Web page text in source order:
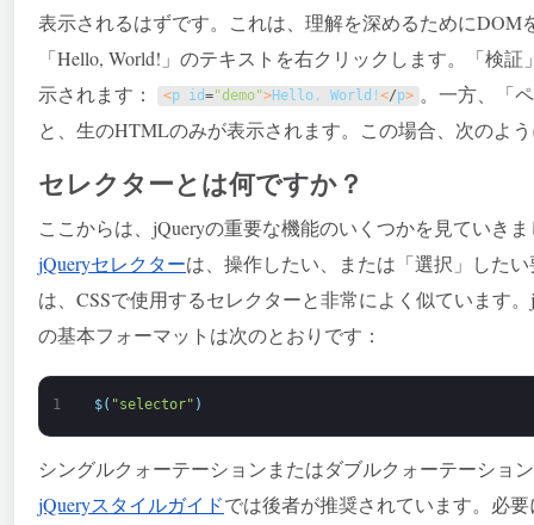
表示されるはずです。これは、理解を深めるために
「Hello, World!」のテキストを右クリックします。「検
示されます：
<p id="demo">Hello, World ! </p> 。一方、「
と、生のHTMLのみが表示されます。この場合、次のよ
セレクターとは何ですか？
ここからは、jQueryの重要な機能のいくつかを見ていき
jQueryセレクターは、操作したい、または「選択」した
は、CSSで使用するセレクターと非常によく似ています
の基本フォーマットは次のとおりです：
1 $( "selector" )
シングルクォーテーションまたはダブルクォーテーショ
jQueryスタイルガイドでは後者が推奨されています。必